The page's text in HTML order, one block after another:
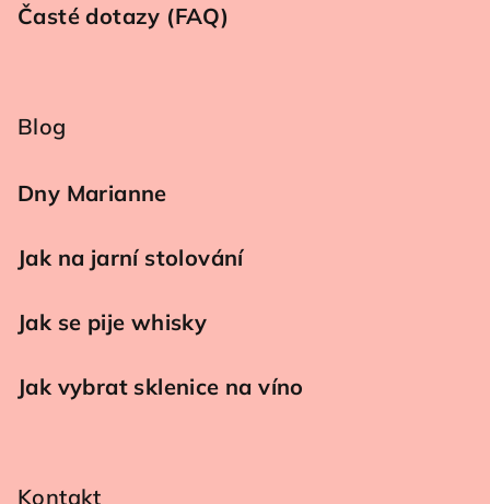
Časté dotazy (FAQ)
Blog
Dny Marianne
Jak na jarní stolování
Jak se pije whisky
Jak vybrat sklenice na víno
Kontakt